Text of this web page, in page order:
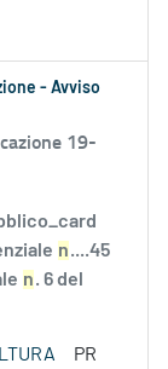
- Avviso
19-
n....45
n. 6 del
PR